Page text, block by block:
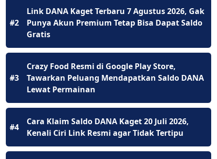
#2
Link DANA Kaget Terbaru 7 Agustus 2026, Gak
Punya Akun Premium Tetap Bisa Dapat Saldo
Gratis
#3
Crazy Food Resmi di Google Play Store,
Tawarkan Peluang Mendapatkan Saldo DANA
Lewat Permainan
#4
Cara Klaim Saldo DANA Kaget 20 Juli 2026,
Kenali Ciri Link Resmi agar Tidak Tertipu